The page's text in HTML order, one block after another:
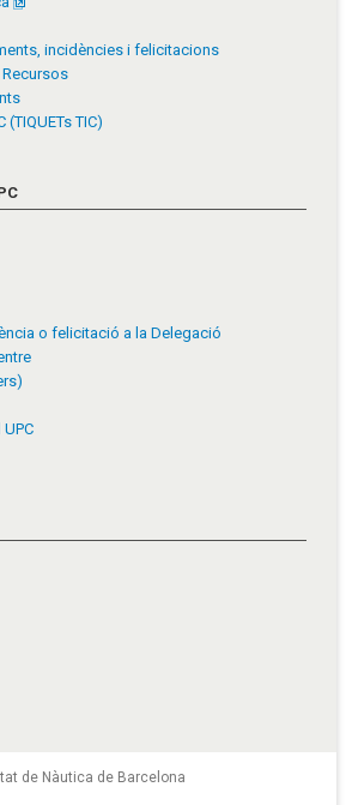
incidències i felicitacions
TIC)
o felicitació a la Delegació
de Nàutica de Barcelona